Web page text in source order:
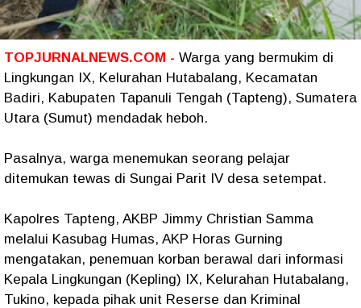
TOPJURNALNEWS.COM - Warga yang bermukim di
Lingkungan IX, Kelurahan Hutabalang, Kecamatan
Badiri, Kabupaten Tapanuli Tengah (Tapteng), Sumatera
Utara (Sumut) mendadak heboh.
Pasalnya, warga menemukan seorang pelajar
ditemukan tewas di Sungai Parit IV desa setempat.
Kapolres Tapteng, AKBP Jimmy Christian Samma
melalui Kasubag Humas, AKP Horas Gurning
mengatakan, penemuan korban berawal dari informasi
Kepala Lingkungan (Kepling) IX, Kelurahan Hutabalang,
Tukino, kepada pihak unit Reserse dan Kriminal